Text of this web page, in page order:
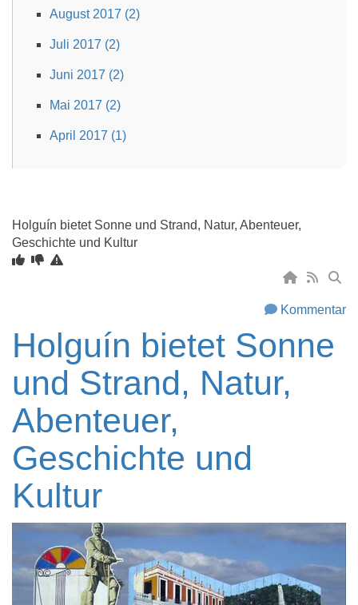
August 2017 (2)
Juli 2017 (2)
Juni 2017 (2)
Mai 2017 (2)
April 2017 (1)
Holguín bietet Sonne und Strand, Natur, Abenteuer,
Geschichte und Kultur
Kommentar
Holguín bietet Sonne
und Strand, Natur,
Abenteuer,
Geschichte und
Kultur